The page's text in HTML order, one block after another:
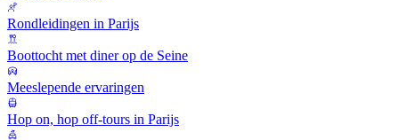
Rondleidingen in Parijs
Boottocht met diner op de Seine
Meeslepende ervaringen
Hop on, hop off-tours in Parijs